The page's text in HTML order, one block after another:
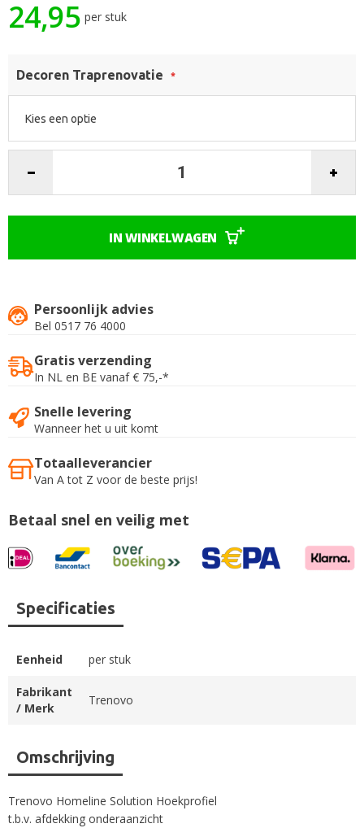
het
begin
afbeeldingen-
gallerij
24,95 per stuk
Decoren Traprenovatie
IN WINKELWAGEN
Persoonlijk advies
Bel 0517 76 4000
Gratis verzending
In NL en BE vanaf € 75,-*
Snelle levering
Wanneer het u uit komt
Totaalleverancier
Van A tot Z voor de beste prijs!
Betaal snel en veilig met
Omschrijving
Trenovo Homeline Solution Hoekprofiel
t.b.v. afdekking onderaanzicht
Specificaties
Eenheid per stuk
Fabrikant
/ Merk
Trenovo